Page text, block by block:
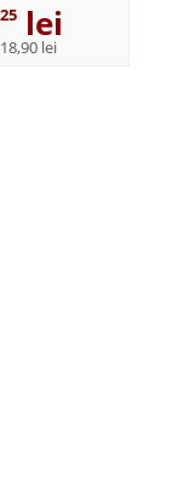
AB...
lei
18,90 lei